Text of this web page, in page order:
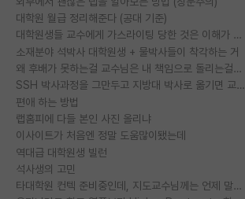
대학원 월급 정리해준다 (공대 기준)
대학원생들 교수에게 가스라이팅 당한 것은 이해가 갑니다. 안타깝네요.
소재분야 석박사 대학원생 + 물박사들이 착각하는 거
왜 후배가 못하는걸 교수님은 내 책임으로 돌리는걸까요?
SSH 박사과정을 그만두고 지방대 박사로 옮기면 교수의 꿈은 끝일까요?
편애 하는 방법
랩홈피에 다들 본인 사진 올리냐
이사이트가 처음엔 정말 도움많이됐는데
역대급 대학원생 빌런
석사생의 고민
타대학원 컨텍 준비중인데, 지도교수님께는 언제 말씀드려야 할까요?